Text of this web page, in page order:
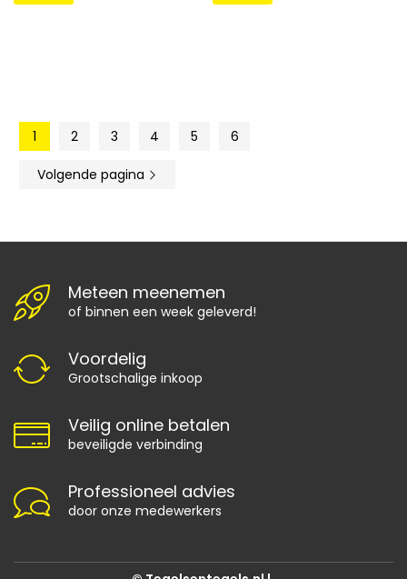
1 2 3 4 5 6
Volgende pagina
Meteen meenemen
of binnen een week geleverd!
Voordelig
Grootschalige inkoop
Veilig online betalen
beveiligde verbinding
Professioneel advies
door onze medewerkers